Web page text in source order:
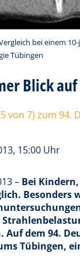
bei einem
Tübingen
Blick
von 7) zum 94.
15:00 Uhr
– Bei
Besonders
Auf dem 94.
Tübingen,